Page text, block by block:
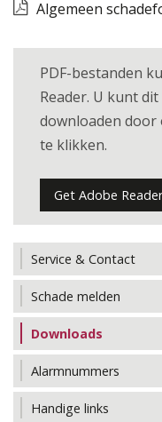
Algemeen
PDF-bestanden
Reader. U kunt
downloaden
te klikken.
Get Adobe Reader
Service & Contact
Schade melden
Downloads
Alarmnummers
Handige links